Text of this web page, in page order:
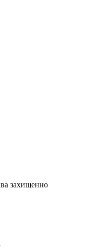
захищенно